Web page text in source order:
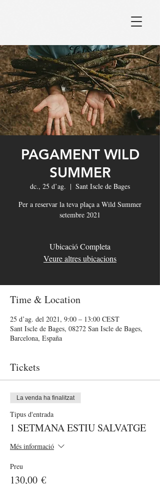
PAGAMENT WILD
SUMMER
dc., 25 d’ag.
  |
Sant Iscle de Bages
Per a reservar la teva plaça a Wild Summer
setembre 2021
Ubicació Completa
Veure altres ubicacions
Time & Location
25 d’ag. del 2021, 9:00 – 13:00 CEST
Sant Iscle de Bages, 08272 San Iscle de Bages,
Barcelona, España
Tickets
La venda ha finalitzat
Tipus d'entrada
1 SETMANA ESTIU SALVATGE
Més informació
Preu
130,00 €